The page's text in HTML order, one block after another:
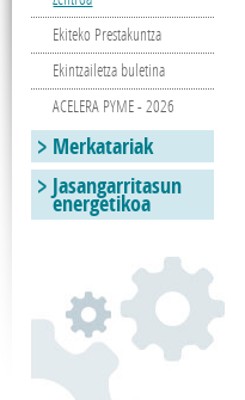
Ekiteko Prestakuntza
Ekintzailetza buletina
ACELERA PYME - 2026
Merkatariak
Jasangarritasun
energetikoa